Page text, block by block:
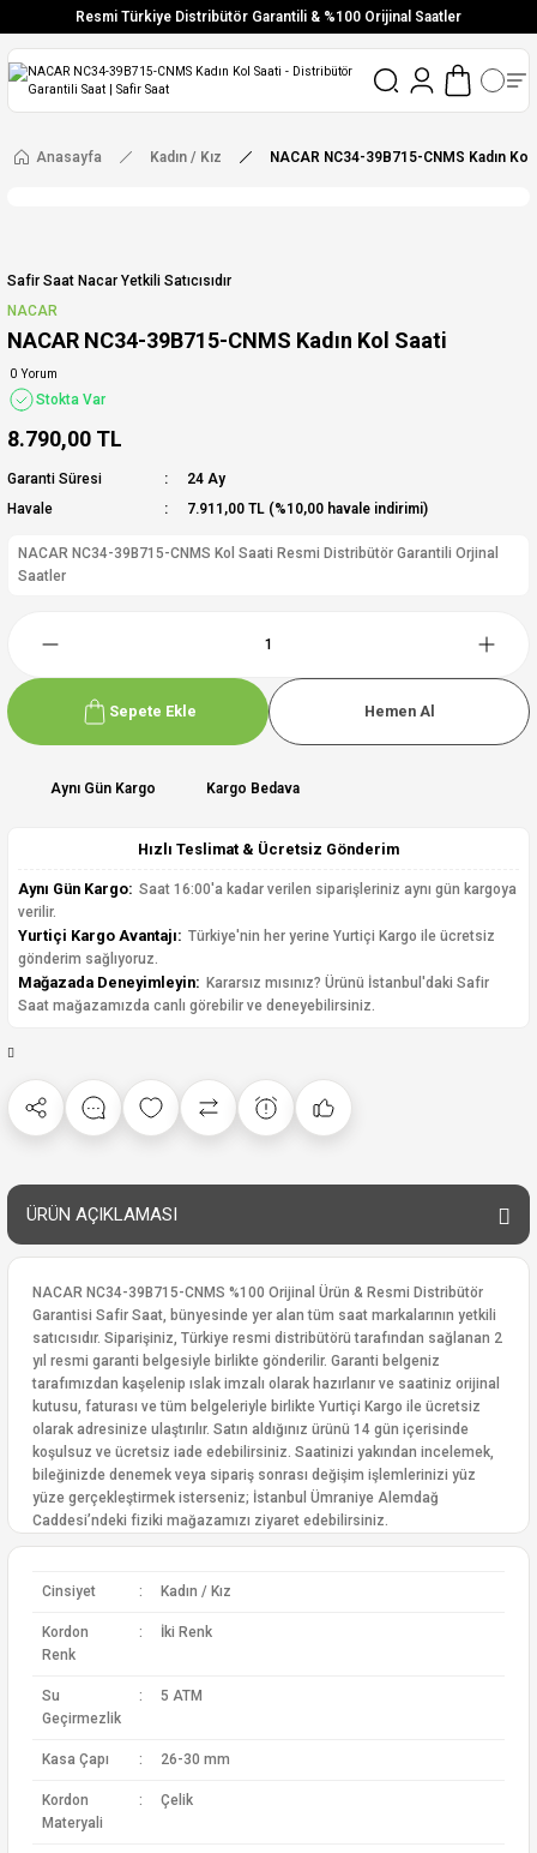
Resmi Türkiye Distribütör Garantili & %100 Orijinal Saatler
Vade Farksız 6 Taksit
Ücretsiz Kargo
Anasayfa Kadın / Kız NACAR NC34-39B715-CNMS Kadın Kol
Safir Saat Nacar Yetkili Satıcısıdır
NACAR
NACAR NC34-39B715-CNMS Kadın Kol Saati
0 Yorum
Stokta Var
8.790,00 TL
Garanti Süresi
24 Ay
Havale
7.911,00 TL (%10,00 havale indirimi)
NACAR NC34-39B715-CNMS Kol Saati Resmi Distribütör Garantili Orjinal
Saatler
Sepete Ekle Hemen Al
Aynı Gün Kargo Kargo Bedava
Hızlı Teslimat & Ücretsiz Gönderim
Aynı Gün Kargo: Saat 16:00'a kadar verilen siparişleriniz aynı gün kargoya
verilir.
Yurtiçi Kargo Avantajı: Türkiye'nin her yerine Yurtiçi Kargo ile ücretsiz
gönderim sağlıyoruz.
Mağazada Deneyimleyin: Kararsız mısınız? Ürünü İstanbul'daki Safir
Saat mağazamızda canlı görebilir ve deneyebilirsiniz.
ÜRÜN AÇIKLAMASI
NACAR NC34-39B715-CNMS %100 Orijinal Ürün & Resmi Distribütör
Garantisi Safir Saat, bünyesinde yer alan tüm saat markalarının yetkili
satıcısıdır. Siparişiniz, Türkiye resmi distribütörü tarafından sağlanan 2
yıl resmi garanti belgesiyle birlikte gönderilir. Garanti belgeniz
tarafımızdan kaşelenip ıslak imzalı olarak hazırlanır ve saatiniz orijinal
kutusu, faturası ve tüm belgeleriyle birlikte Yurtiçi Kargo ile ücretsiz
olarak adresinize ulaştırılır. Satın aldığınız ürünü 14 gün içerisinde
koşulsuz ve ücretsiz iade edebilirsiniz. Saatinizi yakından incelemek,
bileğinizde denemek veya sipariş sonrası değişim işlemlerinizi yüz
yüze gerçekleştirmek isterseniz; İstanbul Ümraniye Alemdağ
Caddesi’ndeki fiziki mağazamızı ziyaret edebilirsiniz.
Cinsiyet : Kadın / Kız
Kordon
Renk
: İki Renk
Su
Geçirmezlik
: 5 ATM
Kasa Çapı : 26-30 mm
Kordon
Materyali
: Çelik